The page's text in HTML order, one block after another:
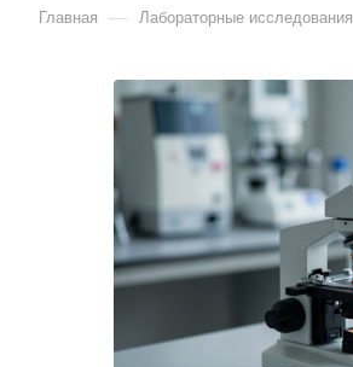
Главная — Лабораторные исследования